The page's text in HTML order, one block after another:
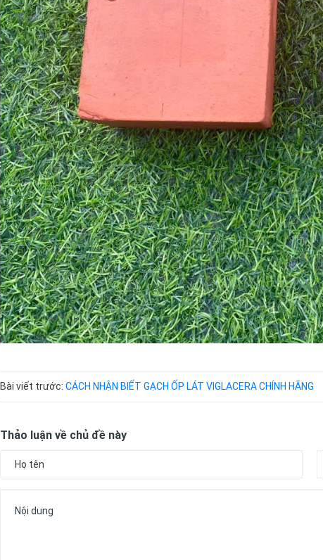
Bài viết trước: CÁCH NHẬN BIẾT GẠCH ỐP LÁT VIGLACERA CHÍNH HÃNG
Thảo luận về chủ đề này